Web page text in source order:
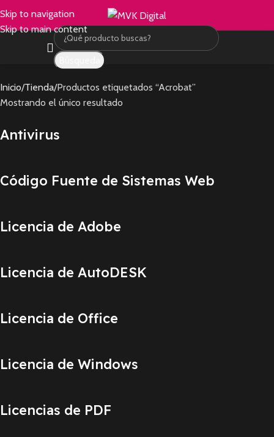
Skip to navigation
Skip to main content
Inicio Tienda Productos etiquetados “Acrobat”
Mostrando el único resultado
Antivirus
Código Fuente de Sistemas Web
Licencia de Adobe
Licencia de AutoDESK
Licencia de Office
Licencia de Windows
Licencias de PDF